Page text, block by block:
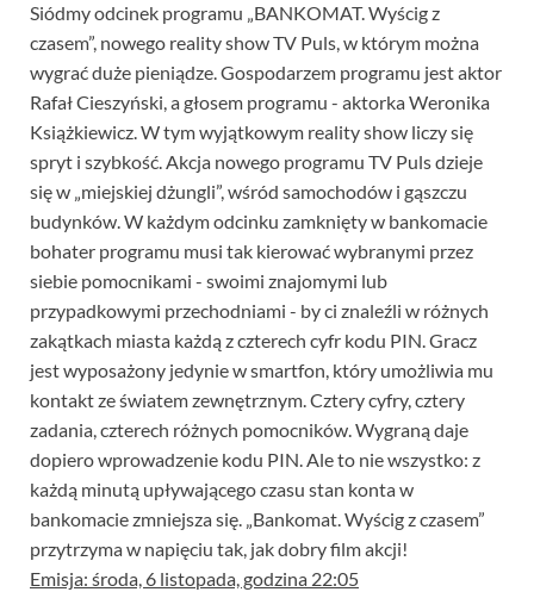
Siódmy odcinek programu „BANKOMAT. Wyścig z
czasem”, nowego reality show TV Puls, w którym można
wygrać duże pieniądze. Gospodarzem programu jest aktor
Rafał Cieszyński, a głosem programu - aktorka Weronika
Książkiewicz. W tym wyjątkowym reality show liczy się
spryt i szybkość. Akcja nowego programu TV Puls dzieje
się w „miejskiej dżungli”, wśród samochodów i gąszczu
budynków. W każdym odcinku zamknięty w bankomacie
bohater programu musi tak kierować wybranymi przez
siebie pomocnikami - swoimi znajomymi lub
przypadkowymi przechodniami - by ci znaleźli w różnych
zakątkach miasta każdą z czterech cyfr kodu PIN. Gracz
jest wyposażony jedynie w smartfon, który umożliwia mu
kontakt ze światem zewnętrznym. Cztery cyfry, cztery
zadania, czterech różnych pomocników. Wygraną daje
dopiero wprowadzenie kodu PIN. Ale to nie wszystko: z
każdą minutą upływającego czasu stan konta w
bankomacie zmniejsza się. „Bankomat. Wyścig z czasem”
przytrzyma w napięciu tak, jak dobry film akcji!
Emisja: środa, 6 listopada, godzina 22:05